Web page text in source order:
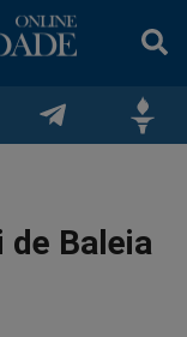
no
no
de Baleia